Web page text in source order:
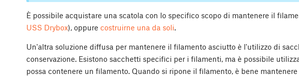
È possibile acquistare una scatola con lo specifico scopo di mantenere il
USS Drybox), oppure costruirne una da soli.
Un'altra soluzione diffusa per mantenere il filamento asciutto è l'utilizzo di
conservazione. Esistono sacchetti specifici per i filamenti, ma è possibile
possa contenere un filamento. Quando si ripone il filamento, è bene